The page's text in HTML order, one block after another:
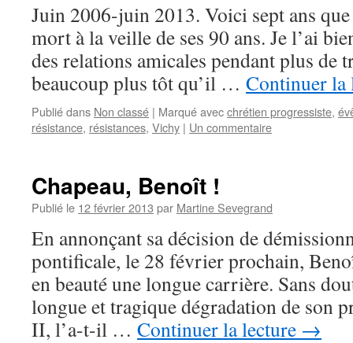
Juin 2006-juin 2013. Voici sept ans
mort à la veille de ses 90 ans. Je l’ai
des relations amicales pendant plus de
beaucoup plus tôt qu’il … Continuer
Publié dans Non classé | Marqué avecchrétien progressiste,
résistance, résistances, Vichy | Un commentaire
Chapeau, Benoît !
Publié le 12 février 2013 par Martine Sevegrand
En annonçant sa décision de
pontificale, le 28 février prochain,
en beauté une longue carrière. Sans
longue et tragique dégradation de son
II, l’a-t-il … Continuer la lecture →